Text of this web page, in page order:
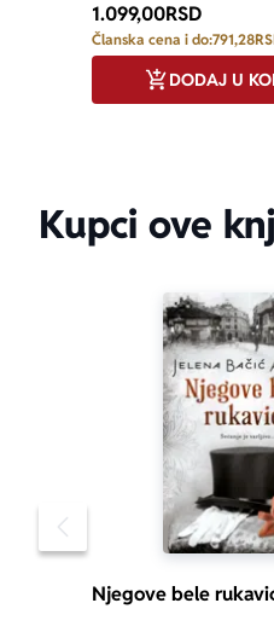
1.099,00RSD
Članska cena i do:791,28
DODAJ U
Kupci ove
Pomeranje sadržaja
Njegove bele